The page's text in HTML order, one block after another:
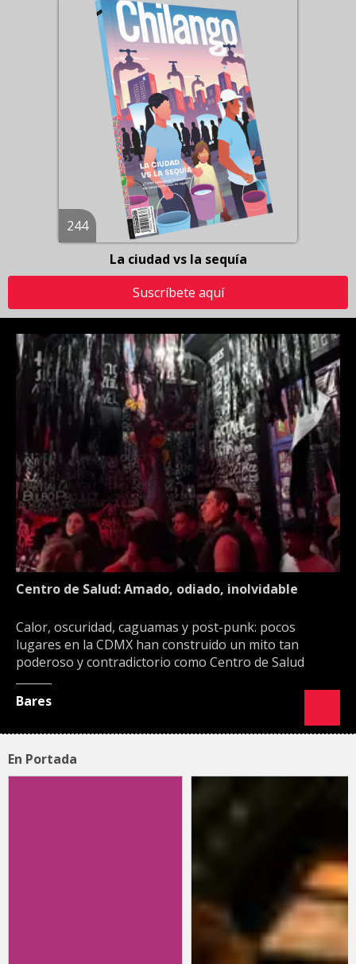
244
La ciudad vs la sequía
Suscríbete aquí
Centro de Salud: Amado, odiado, inolvidable
Calor, oscuridad, caguamas y post-punk: pocos
lugares en la CDMX han construido un mito tan
poderoso y contradictorio como Centro de Salud
Bares
En Portada